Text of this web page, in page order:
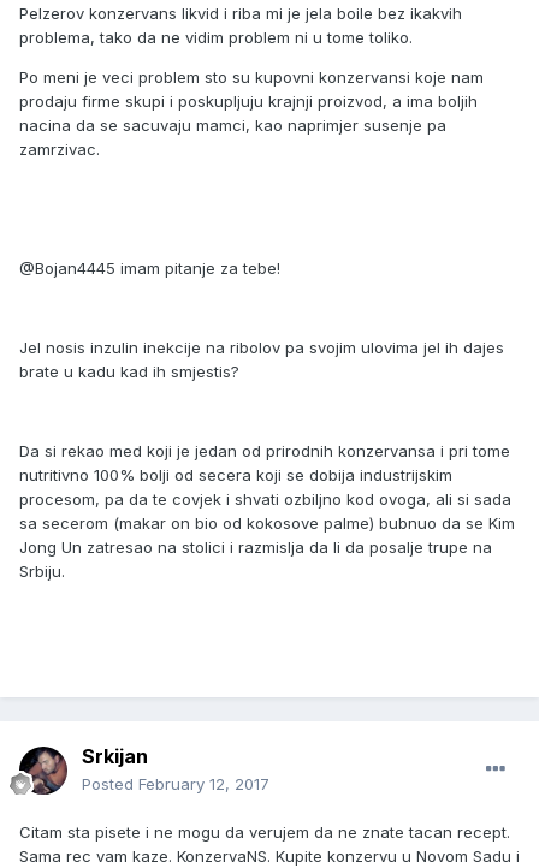
Pelzerov konzervans likvid i riba mi je jela boile bez ikakvih
problema, tako da ne vidim problem ni u tome toliko.
Po meni je veci problem sto su kupovni konzervansi koje nam
prodaju firme skupi i poskupljuju krajnji proizvod, a ima boljih
nacina da se sacuvaju mamci, kao naprimjer susenje pa
zamrzivac.
@Bojan4445 imam pitanje za tebe!
Jel nosis inzulin inekcije na ribolov pa svojim ulovima jel ih dajes
brate u kadu kad ih smjestis?
Da si rekao med koji je jedan od prirodnih konzervansa i pri tome
nutritivno 100% bolji od secera koji se dobija industrijskim
procesom, pa da te covjek i shvati ozbiljno kod ovoga, ali si sada
sa secerom (makar on bio od kokosove palme) bubnuo da se Kim
Jong Un zatresao na stolici i razmislja da li da posalje trupe na
Srbiju.
Srkijan
Posted February 12, 2017
Citam sta pisete i ne mogu da verujem da ne znate tacan recept.
Sama rec vam kaze. KonzervaNS. Kupite konzervu u Novom Sadu i